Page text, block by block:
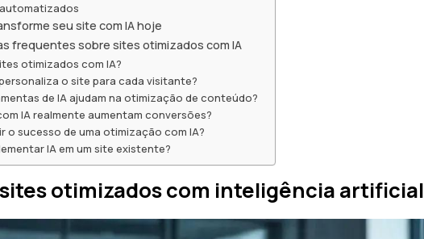
seu site com IA hoje
frequentes sobre sites otimizados com IA
otimizados com IA?
o site para cada visitante?
de IA ajudam na otimização de conteúdo?
IA realmente aumentam conversões?
o sucesso de uma otimização com IA?
IA em um site existente?
sites otimizados com inteligência artificial